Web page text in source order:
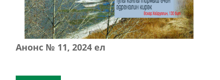
Анонс № 11, 2024 ел